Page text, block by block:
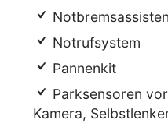
Notrufsystem
Pannenkit
Parksensoren
Kamera,